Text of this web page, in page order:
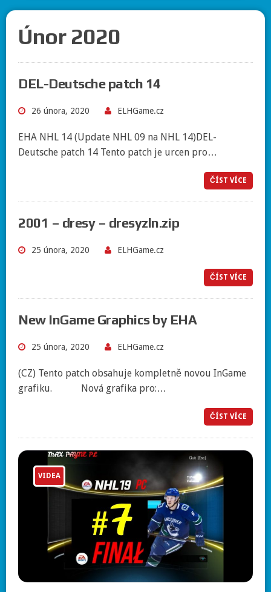
Únor 2020
DEL-Deutsche patch 14
26 února, 2020 ELHGame.cz
EHA NHL 14 (Update NHL 09 na NHL 14)DEL-
Deutsche patch 14 Tento patch je urcen pro…
ČÍST VÍCE
2001 – dresy – dresyzln.zip
25 února, 2020 ELHGame.cz
ČÍST VÍCE
New InGame Graphics by EHA
25 února, 2020 ELHGame.cz
(CZ) Tento patch obsahuje kompletně novou InGame
grafiku. Nová grafika pro:…
ČÍST VÍCE
VIDEA